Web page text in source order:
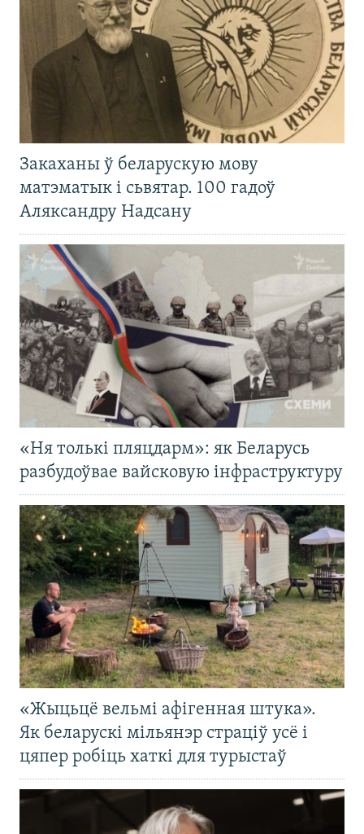
Закаханы ў беларускую мову
матэматык і сьвятар. 100 гадоў
Аляксандру Надсану
«Ня толькі пляцдарм»: як Беларусь
разбудоўвае вайсковую інфраструктуру
«Жыцьцё вельмі афігенная штука».
Як беларускі мільянэр страціў усё і
цяпер робіць хаткі для турыстаў